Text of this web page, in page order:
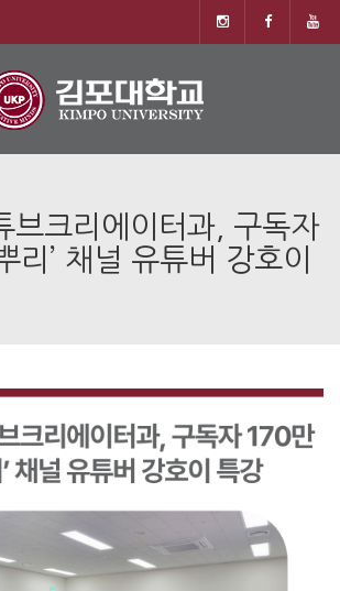
브크리에이터과, 구독자
리’ 채널 유튜버 강호이